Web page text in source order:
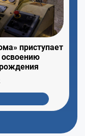
приступает
освоению